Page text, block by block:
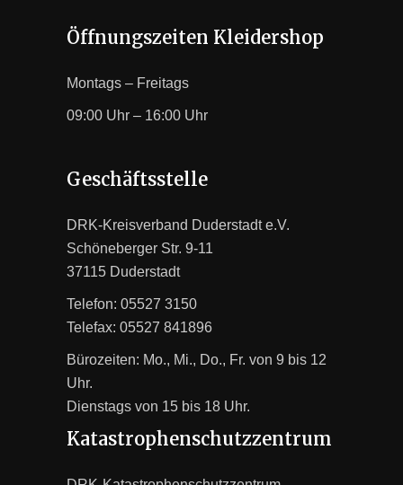
Öffnungszeiten Kleidershop
Montags – Freitags
09:00 Uhr – 16:00 Uhr
Geschäftsstelle
DRK-Kreisverband Duderstadt e.V.
Schöneberger Str. 9-11
37115 Duderstadt
Telefon: 05527 3150
Telefax: 05527 841896
Bürozeiten: Mo., Mi., Do., Fr. von 9 bis 12
Uhr.
Dienstags von 15 bis 18 Uhr.
Katastrophenschutzzentrum